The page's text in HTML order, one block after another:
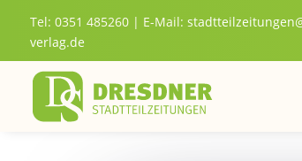
Tel: 0351 485260 | E-Mail:
verlag.de